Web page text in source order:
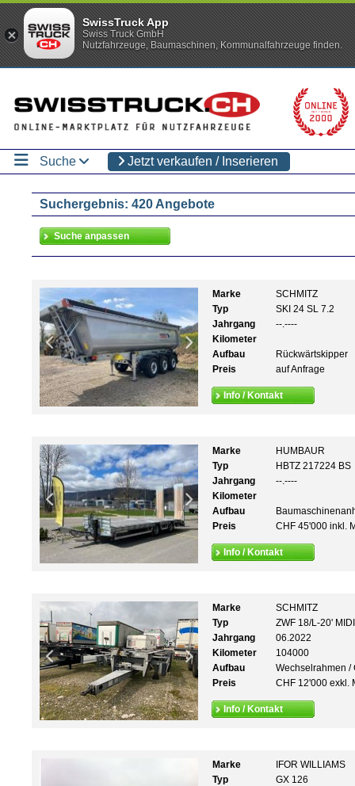
Suche Jetzt verkaufen / Inserieren
Suchergebnis: 420 Angebote
Marke
SCHMITZ
Typ
SKI 24 SL 7.2
Jahrgang
--.----
Kilometer
Aufbau
Rückwärtskipper
Preis
auf Anfrage
Info / Kontakt
Marke
HUMBAUR
Typ
HBTZ 217224 BS
Jahrgang
--.----
Kilometer
Aufbau
Preis
CHF 45'000 inkl.
Info / Kontakt
Marke
SCHMITZ
Typ
ZWF 18/L-20'
Jahrgang
06.2022
Kilometer
104000
Aufbau
Wechselrahmen /
Preis
CHF 12'000 exkl.
Info / Kontakt
Marke
IFOR WILLIAMS
Typ
GX 126
SwissTruck App
Swiss Truck GmbH
Nutzfahrzeuge, Baumaschinen, Kommunalfahrzeuge finden.